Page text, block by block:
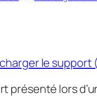
le support
présenté lors